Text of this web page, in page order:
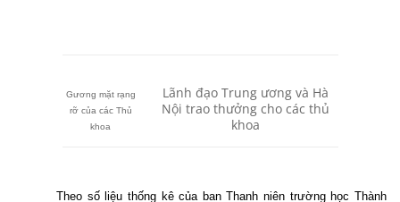
Gương mặt rạng
rỡ của các Thủ
khoa
Lãnh đạo Trung ương và Hà
Nội trao thưởng cho các thủ
khoa
Theo số liệu thống kê của ban Thanh niên trường học Thành